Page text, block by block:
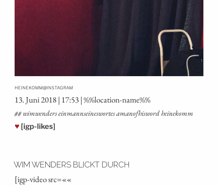
HEINEKOMM@INSTAGRAM
13. Juni 2018 | 17:53 | %%loca­ti­on-name%%
## wim­wen­ders ein­manns­eines­wor­tes ama­nof­his­word heinekomm
♥ [igp-likes]
WIM WENDERS BLICKT DURCH
[igp-video src=««